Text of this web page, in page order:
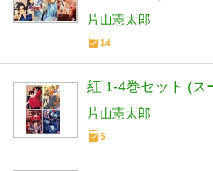
片山憲太郎
14
紅 1-4巻セット (ス
片山憲太郎
5